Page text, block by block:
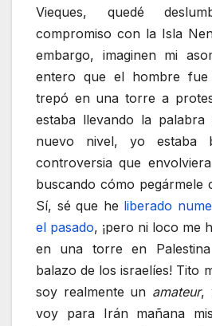
Vieques, quedé
compromiso con la Isla
embargo, imaginen mi
entero que el hombre
trepó en una torre a
estaba llevando la palabra
nuevo nivel, yo estaba
controversia que
buscando cómo pegármele
Sí, sé que he liberado
el pasado, ¡pero ni loco me
en una torre en
balazo de los israelíes! Tito
soy realmente un amateur,
voy para Irán mañana